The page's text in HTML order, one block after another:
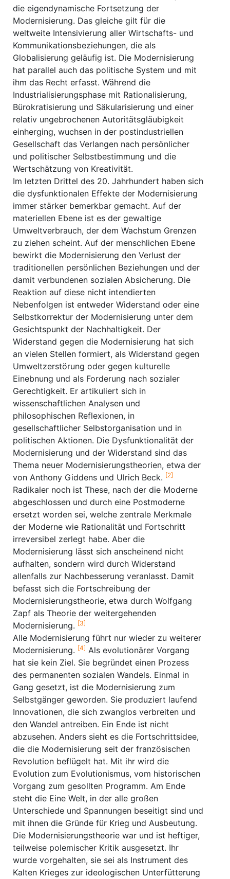
die eigendynamische Fortsetzung der
Modernisierung. Das gleiche gilt für die
weltweite Intensivierung aller Wirtschafts- und
Kommunikationsbeziehungen, die als
Globalisierung geläufig ist. Die Modernisierung
hat parallel auch das politische System und mit
ihm das Recht erfasst. Während die
Industrialisierungsphase mit Rationalisierung,
Bürokratisierung und Säkularisierung und einer
relativ ungebrochenen Autoritätsgläubigkeit
einherging, wuchsen in der postindustriellen
Gesellschaft das Verlangen nach persönlicher
und politischer Selbstbestimmung und die
Wertschätzung von Kreativität.
Im letzten Drittel des 20. Jahrhundert haben sich
die dysfunktionalen Effekte der Modernisierung
immer stärker bemerkbar gemacht. Auf der
materiellen Ebene ist es der gewaltige
Umweltverbrauch, der dem Wachstum Grenzen
zu ziehen scheint. Auf der menschlichen Ebene
bewirkt die Modernisierung den Verlust der
traditionellen persönlichen Beziehungen und der
damit verbundenen sozialen Absicherung. Die
Reaktion auf diese nicht intendierten
Nebenfolgen ist entweder Widerstand oder eine
Selbstkorrektur der Modernisierung unter dem
Gesichtspunkt der Nachhaltigkeit. Der
Widerstand gegen die Modernisierung hat sich
an vielen Stellen formiert, als Widerstand gegen
Umweltzerstörung oder gegen kulturelle
Einebnung und als Forderung nach sozialer
Gerechtigkeit. Er artikuliert sich in
wissenschaftlichen Analysen und
philosophischen Reflexionen, in
gesellschaftlicher Selbstorganisation und in
politischen Aktionen. Die Dysfunktionalität der
Modernisierung und der Widerstand sind das
Thema neuer Modernisierungstheorien, etwa der
von Anthony Giddens und Ulrich Beck. [2]
Radikaler noch ist These, nach der die Moderne
abgeschlossen und durch eine Postmoderne
ersetzt worden sei, welche zentrale Merkmale
der Moderne wie Rationalität und Fortschritt
irreversibel zerlegt habe. Aber die
Modernisierung lässt sich anscheinend nicht
aufhalten, sondern wird durch Widerstand
allenfalls zur Nachbesserung veranlasst. Damit
befasst sich die Fortschreibung der
Modernisierungstheorie, etwa durch Wolfgang
Zapf als Theorie der weitergehenden
Modernisierung. [3]
Alle Modernisierung führt nur wieder zu weiterer
Modernisierung. [4] Als evolutionärer Vorgang
hat sie kein Ziel. Sie begründet einen Prozess
des permanenten sozialen Wandels. Einmal in
Gang gesetzt, ist die Modernisierung zum
Selbstgänger geworden. Sie produziert laufend
Innovationen, die sich zwanglos verbreiten und
den Wandel antreiben. Ein Ende ist nicht
abzusehen. Anders sieht es die Fortschrittsidee,
die die Modernisierung seit der französischen
Revolution beflügelt hat. Mit ihr wird die
Evolution zum Evolutionismus, vom historischen
Vorgang zum gesollten Programm. Am Ende
steht die Eine Welt, in der alle großen
Unterschiede und Spannungen beseitigt sind und
mit ihnen die Gründe für Krieg und Ausbeutung.
Die Modernisierungstheorie war und ist heftiger,
teilweise polemischer Kritik ausgesetzt. Ihr
wurde vorgehalten, sie sei als Instrument des
Kalten Krieges zur ideologischen Unterfütterung